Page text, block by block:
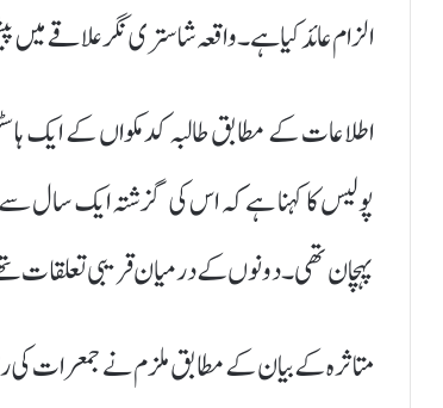
الزام عائد کیا ہے۔ واقعہ شاستری نگر علاقے میں
اطلاعات کے مطابق طالبہ کدمکواں کے ایک
پولیس کا کہنا ہے کہ اس کی گزشتہ ایک سال
پہچان تھی۔ دونوں کے درمیان قریبی تعلقات تھے
متاثرہ کے بیان کے مطابق ملزم نے جمعرات